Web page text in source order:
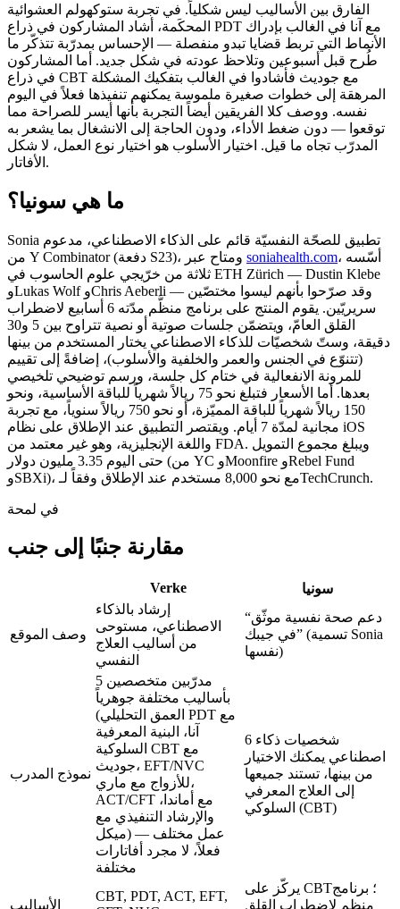
الفارق بين الأساليب ليس شكلياً. في تجربة ستوكهولم العشوائية
المحكَمة، أشاد المشاركون في ذراع PDT مع آنا في الغالب بإدراك
الأنماط التي تربط قضايا تبدو منفصلة — الإحساس بمدرّبة تتذكّر ما
طُرح قبل أسبوعين وتلاحظ عودته في شكل جديد. أما المشاركون
في ذراع CBT مع جوديث فأشادوا في الغالب بتفكيك المشكلة
المرهقة إلى خطوات صغيرة ملموسة يمكنهم تنفيذها فعلاً في اليوم
نفسه. ووصف كلا الفريقين أيضاً التجربة بأنها أيسر للصراحة مما
توقعوا — دون ضغط الأداء، ودون الحاجة إلى الانشغال بما يشعر به
المدرّب تجاه ما قيل. اختيار الأسلوب هو اختيار نوع العمل، لا شكل
الأفاتار.
ما هي سونيا؟
Sonia تطبيق للصحّة النفسيّة قائم على الذكاء الاصطناعي، مدعوم
soniahealth.com، أسّسه
ثلاثة من خرّيجي علوم الحاسوب في ETH Zürich — Dustin Klebe
وLukas Wolf وChris Aeberli — وقد صرّحوا بأنهم ليسوا مختصّين
سريريّين. يقوم المنتج على برنامج منظَّم مدّته 6 أسابيع لاضطراب
القلق العامّ، ويتضمّن جلسات صوتية أو نصية تتراوح بين 5 و30
دقيقة، وستّ شخصيّات للذكاء الاصطناعي يختار المستخدم من بينها
(تتنوّع في الجنس والعمر والخلفية والأسلوب)، إضافةً إلى تقييم
للمرونة الانفعالية في ختام كل جلسة، ورسم توضيحي تلخيصي
بعدها. أما الأسعار فتبلغ نحو 75 ريالاً شهرياً للباقة الأساسية، ونحو
150 ريالاً شهرياً للباقة المميّزة، أو نحو 750 ريالاً سنوياً، مع تجربة
مجانية لمدّة 7 أيام. ويقتصر التطبيق عند الإطلاق على نظام iOS
واللغة الإنجليزية، وهو غير معتمد من FDA. ويبلغ مجموع التمويل
حتى اليوم 3.35 مليون دولار (من YC وMoonfire وRebel Fund
وSBXi)، مع نحو 8,000 مستخدم عند الإطلاق وفقاً لـTechCrunch.
في لمحة
مقارنة جنبًا إلى جنب
Verke سونيا
وصف الموقع
إرشاد بالذكاء
الاصطناعي، مستوحى
من أساليب العلاج
النفسي
“دعم صحة نفسية موثّق
في جيبك” (تسمية Sonia
نفسها)
نموذج المدرب
5 مدرّبين متخصصين
بأساليب مختلفة جوهرياً
(العمق التحليلي PDT مع
آنا، البنية المعرفية
السلوكية CBT مع
جوديث، EFT/NVC
للأزواج مع ماري،
ACT/CFT مع أماندا،
والإرشاد التنفيذي مع
ميكل) — عمل مختلف
فعلاً، لا مجرد أفاتارات
مختلفة
6 شخصيات ذكاء
اصطناعي يمكنك الاختيار
من بينها، تستند جميعها
إلى العلاج المعرفي
السلوكي (CBT)
الأساليب
CBT, PDT, ACT, EFT,
يركّز على CBT؛ برنامج
منظم لاضطراب القلق